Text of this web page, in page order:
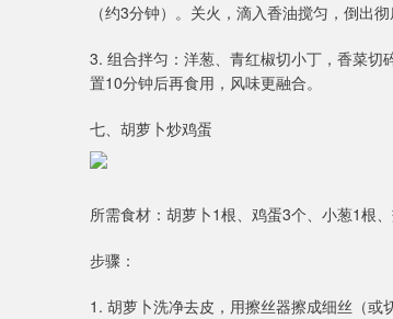
（约3分钟）。关火，滴入香油搅匀，倒出彻
3. 组合拌匀：洋葱、青红椒切小丁，香菜
置10分钟后再食用，风味更融合。
七、胡萝卜炒鸡蛋
所需食材：胡萝卜1根、鸡蛋3个、小葱1根
步骤：
1. 胡萝卜洗净去皮，用擦丝器擦成细丝（或